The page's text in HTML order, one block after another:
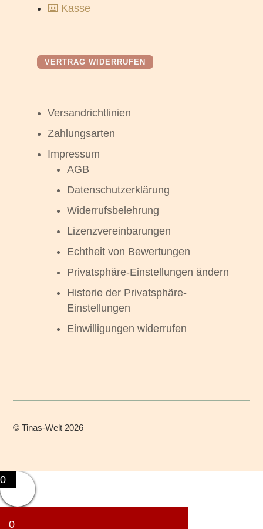
⌨️ Kasse
VERTRAG WIDERRUFEN
Versandrichtlinien
Zahlungsarten
Impressum
AGB
Datenschutzerklärung
Widerrufsbelehrung
Lizenzvereinbarungen
Echtheit von Bewertungen
Privatsphäre-Einstellungen ändern
Historie der Privatsphäre-
Einstellungen
Einwilligungen widerrufen
©Tinas-Welt 2026
0
0